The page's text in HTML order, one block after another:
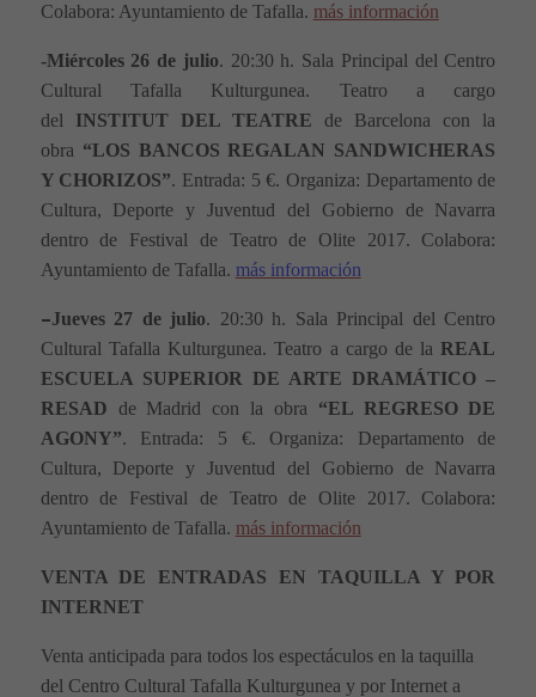
Colabora: Ayuntamiento de Tafalla. más información
-Miércoles 26 de julio. 20:30 h. Sala Principal del Centro
Cultural Tafalla Kulturgunea.
Teatro a cargo
del
INSTITUT DEL TEATRE de Barcelona con la
obra “LOS BANCOS REGALAN SANDWICHERAS
Y CHORIZOS”. Entrada: 5 €. Organiza: Departamento de
Cultura, Deporte y Juventud del Gobierno de Navarra
dentro de Festival de Teatro de Olite 2017. Colabora:
Ayuntamiento de Tafalla. más información
–Jueves 27 de julio. 20:30 h. Sala Principal del Centro
Cultural Tafalla Kulturgunea. Teatro a cargo de la REAL
ESCUELA SUPERIOR DE ARTE DRAMÁTICO –
RESAD de Madrid con la obra “EL REGRESO DE
AGONY”. Entrada: 5 €. Organiza: Departamento de
Cultura, Deporte y Juventud del Gobierno de Navarra
dentro de Festival de Teatro de Olite 2017. Colabora:
Ayuntamiento de Tafalla. más información
VENTA DE ENTRADAS EN TAQUILLA Y POR
INTERNET
Venta anticipada para todos los espectáculos en la taquilla
del Centro Cultural Tafalla Kulturgunea y por Internet a